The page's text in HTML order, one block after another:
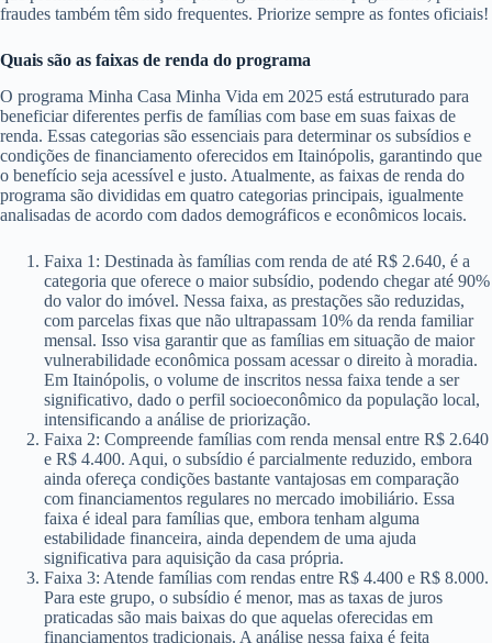
fraudes também têm sido frequentes. Priorize sempre as fontes oficiais!
Quais são as faixas de renda do programa
O programa Minha Casa Minha Vida em 2025 está estruturado para
beneficiar diferentes perfis de famílias com base em suas faixas de
renda. Essas categorias são essenciais para determinar os subsídios e
condições de financiamento oferecidos em Itainópolis, garantindo que
o benefício seja acessível e justo. Atualmente, as faixas de renda do
programa são divididas em quatro categorias principais, igualmente
analisadas de acordo com dados demográficos e econômicos locais.
Faixa 1: Destinada às famílias com renda de até R$ 2.640, é a
categoria que oferece o maior subsídio, podendo chegar até 90%
do valor do imóvel. Nessa faixa, as prestações são reduzidas,
com parcelas fixas que não ultrapassam 10% da renda familiar
mensal. Isso visa garantir que as famílias em situação de maior
vulnerabilidade econômica possam acessar o direito à moradia.
Em Itainópolis, o volume de inscritos nessa faixa tende a ser
significativo, dado o perfil socioeconômico da população local,
intensificando a análise de priorização.
Faixa 2: Compreende famílias com renda mensal entre R$ 2.640
e R$ 4.400. Aqui, o subsídio é parcialmente reduzido, embora
ainda ofereça condições bastante vantajosas em comparação
com financiamentos regulares no mercado imobiliário. Essa
faixa é ideal para famílias que, embora tenham alguma
estabilidade financeira, ainda dependem de uma ajuda
significativa para aquisição da casa própria.
Faixa 3: Atende famílias com rendas entre R$ 4.400 e R$ 8.000.
Para este grupo, o subsídio é menor, mas as taxas de juros
praticadas são mais baixas do que aquelas oferecidas em
financiamentos tradicionais. A análise nessa faixa é feita